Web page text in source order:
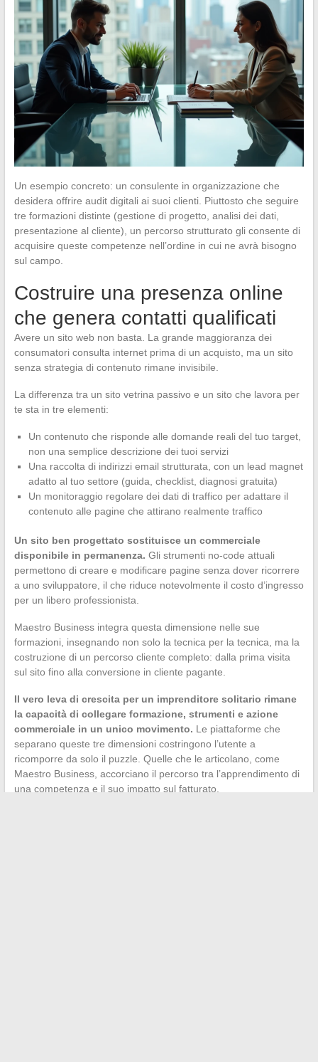
Un esempio concreto: un consulente in organizzazione che
desidera offrire audit digitali ai suoi clienti. Piuttosto che seguire
tre formazioni distinte (gestione di progetto, analisi dei dati,
presentazione al cliente), un percorso strutturato gli consente di
acquisire queste competenze nell’ordine in cui ne avrà bisogno
sul campo.
Costruire una presenza online
che genera contatti qualificati
Avere un sito web non basta. La grande maggioranza dei
consumatori consulta internet prima di un acquisto, ma un sito
senza strategia di contenuto rimane invisibile.
La differenza tra un sito vetrina passivo e un sito che lavora per
te sta in tre elementi:
Un contenuto che risponde alle domande reali del tuo target,
non una semplice descrizione dei tuoi servizi
Una raccolta di indirizzi email strutturata, con un lead magnet
adatto al tuo settore (guida, checklist, diagnosi gratuita)
Un monitoraggio regolare dei dati di traffico per adattare il
contenuto alle pagine che attirano realmente traffico
Un sito ben progettato sostituisce un commerciale
disponibile in permanenza. Gli strumenti no-code attuali
permettono di creare e modificare pagine senza dover ricorrere
a uno sviluppatore, il che riduce notevolmente il costo d’ingresso
per un libero professionista.
Maestro Business integra questa dimensione nelle sue
formazioni, insegnando non solo la tecnica per la tecnica, ma la
costruzione di un percorso cliente completo: dalla prima visita
sul sito fino alla conversione in cliente pagante.
Il vero leva di crescita per un imprenditore solitario rimane
la capacità di collegare formazione, strumenti e azione
commerciale in un unico movimento. Le piattaforme che
separano queste tre dimensioni costringono l’utente a
ricomporre da solo il puzzle. Quelle che le articolano, come
Maestro Business, accorciano il percorso tra l’apprendimento di
una competenza e il suo impatto sul fatturato.